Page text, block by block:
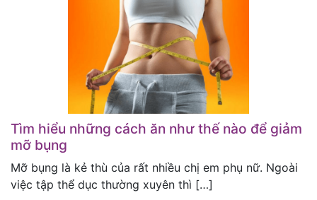
Tìm hiểu những cách ăn như thế nào để giảm
mỡ bụng
Mỡ bụng là kẻ thù của rất nhiều chị em phụ nữ. Ngoài
việc tập thể dục thường xuyên thì […]